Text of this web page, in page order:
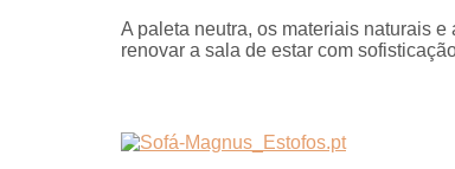
A paleta neutra, os materiais naturais
renovar a sala de estar com